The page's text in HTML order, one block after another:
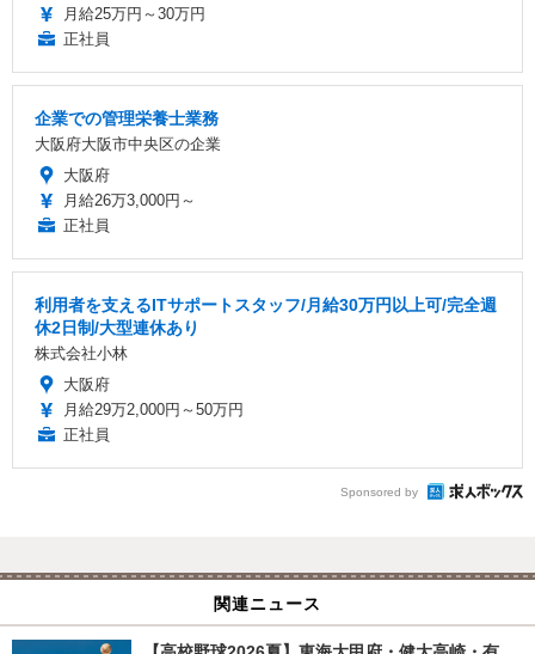
月給25万円～30万円
正社員
企業での管理栄養士業務
大阪府大阪市中央区の企業
大阪府
月給26万3,000円～
正社員
利用者を支えるITサポートスタッフ/月給30万円以上可/完全週
休2日制/大型連休あり
株式会社小林
大阪府
月給29万2,000円～50万円
正社員
Sponsored by
関連ニュース